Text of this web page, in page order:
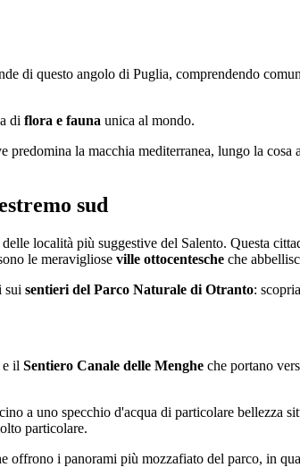
di questo angolo di Puglia, comprendendo
di flora e fauna unica al mondo.
la macchia mediterranea, lungo la
sud
delle località più suggestive del Salento. Questa
le meravigliose ville ottocentesche che
sui sentieri del Parco Naturale di Otranto:
e il Sentiero Canale delle Menghe che portano
a uno specchio d'acqua di particolare bellezza
particolare.
offrono i panorami più mozzafiato del parco, in